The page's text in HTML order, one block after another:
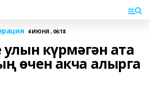
4 ИЮНЯ , 06:18
улын күрмәгән ата
өчен акча алырга